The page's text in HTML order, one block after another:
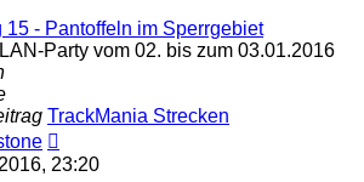
15 - Pantoffeln im Sperrgebiet
Party vom 02. bis zum 03.01.2016
TrackMania Strecken
Beitrag
23:20